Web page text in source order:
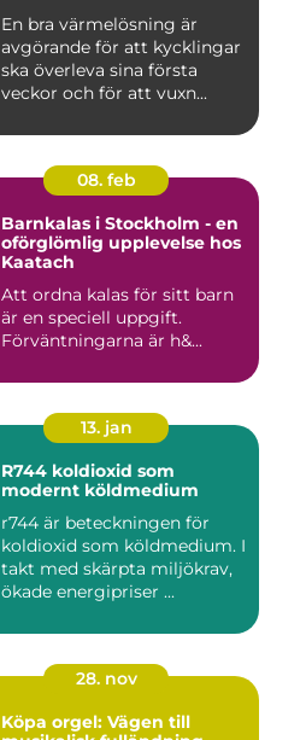
En bra värmelösning är
avgörande för att kycklingar
ska överleva sina första
veckor och för att vuxn...
08. feb
Barnkalas i Stockholm - en
oförglömlig upplevelse hos
Kaatach
Att ordna kalas för sitt barn
är en speciell uppgift.
Förväntningarna är h&...
13. jan
R744 koldioxid som
modernt köldmedium
r744 är beteckningen för
koldioxid som köldmedium. I
takt med skärpta miljökrav,
ökade energipriser ...
28. nov
Köpa orgel: Vägen till